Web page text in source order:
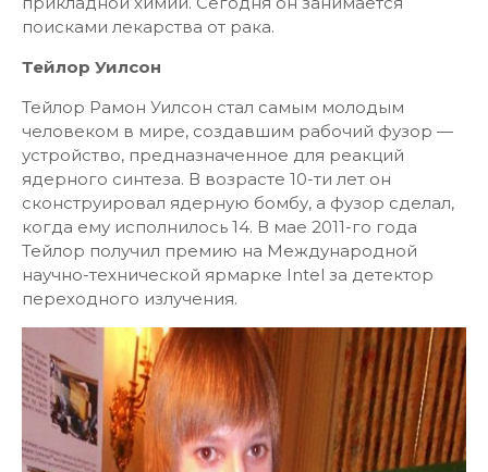
поисками лекарства от рака.
Тейлор Уилсон
Тейлор Рамон Уилсон стал самым молодым
человеком в мире, создавшим рабочий фузор —
устройство, предназначенное для реакций
ядерного синтеза. В возрасте 10-ти лет он
сконструировал ядерную бомбу, а фузор сделал,
когда ему исполнилось 14. В мае 2011-го года
Тейлор получил премию на Международной
научно-технической ярмарке Intel за детектор
переходного излучения.